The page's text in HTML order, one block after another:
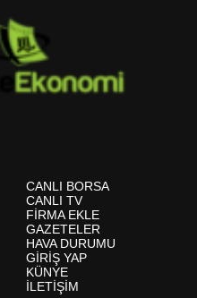
CANLI BORSA
CANLI TV
FİRMA EKLE
GAZETELER
HAVA DURUMU
GİRİŞ YAP
KÜNYE
İLETİŞİM